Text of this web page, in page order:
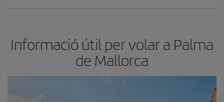
Informació útil per volar a Palma
de Mallorca